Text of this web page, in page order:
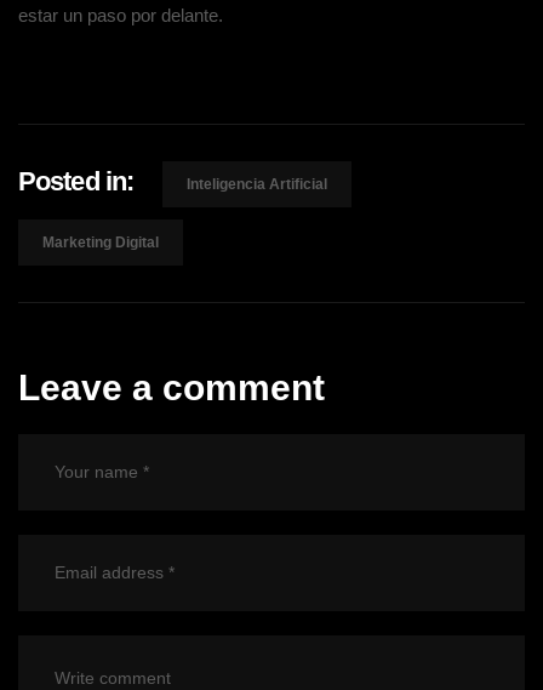
estar un paso por delante.
Posted in: Inteligencia Artificial
Marketing Digital
Leave a comment